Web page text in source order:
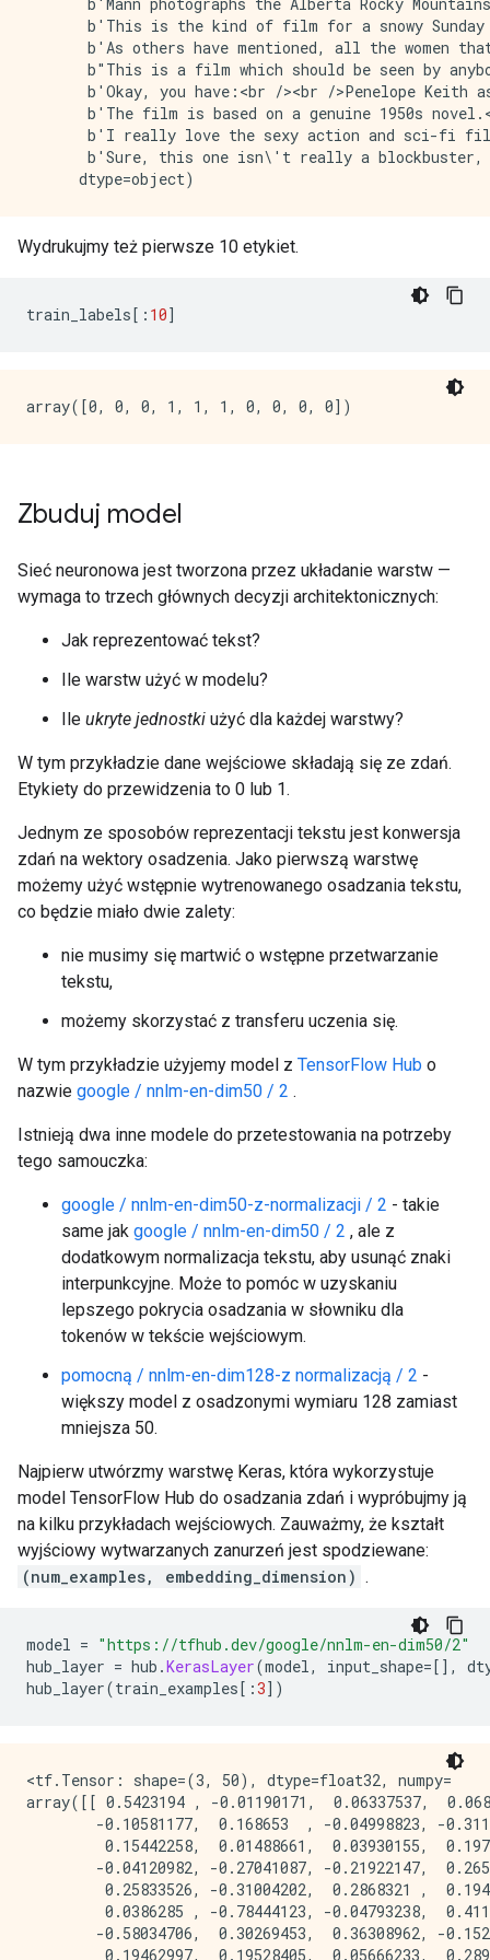
Wydrukujmy też pierwsze 10 etykiet.
train_labels[: 10]
Zbuduj model
Sieć neuronowa jest tworzona przez układanie warstw —
wymaga to trzech głównych decyzji architektonicznych:
Jak reprezentować tekst?
Ile warstw użyć w modelu?
Ile ukryte jednostki użyć dla każdej warstwy?
W tym przykładzie dane wejściowe składają się ze zdań.
Etykiety do przewidzenia to 0 lub 1.
Jednym ze sposobów reprezentacji tekstu jest konwersja
zdań na wektory osadzenia. Jako pierwszą warstwę
możemy użyć wstępnie wytrenowanego osadzania tekstu,
co będzie miało dwie zalety:
nie musimy się martwić o wstępne przetwarzanie
tekstu,
możemy skorzystać z transferu uczenia się.
W tym przykładzie użyjemy model z TensorFlow Hub o
nazwie google / nnlm-en-dim50 / 2 .
Istnieją dwa inne modele do przetestowania na potrzeby
tego samouczka:
google / nnlm-en-dim50-z-normalizacji / 2 - takie
same jak google / nnlm-en-dim50 / 2 , ale z
dodatkowym normalizacja tekstu, aby usunąć znaki
interpunkcyjne. Może to pomóc w uzyskaniu
lepszego pokrycia osadzania w słowniku dla
tokenów w tekście wejściowym.
pomocną / nnlm-en-dim128-z normalizacją / 2 -
większy model z osadzonymi wymiaru 128 zamiast
mniejsza 50.
Najpierw utwórzmy warstwę Keras, która wykorzystuje
model TensorFlow Hub do osadzania zdań i wypróbujmy ją
na kilku przykładach wejściowych. Zauważmy, że kształt
wyjściowy wytwarzanych zanurzeń jest spodziewane:
(num_examples, embedding_dimension) .
model = "https://tfhub.dev/google/nnlm-en-dim50/2"
hub_layer = hub .KerasLayer(model, input_shape=[],
hub_layer(train_examples[:3])
<tf.Tensor: shape=(3, 50), dtype=float32, numpy=
array([[ 0.5423194 , -0.01190171,  0.06337537,
-0.10581177,  0.168653  , -0.04998823, -
0.15442258,  0.01488661,  0.03930155,
-0.04120982, -0.27041087, -0.21922147,
0.25833526, -0.31004202,  0.2868321 ,
0.0386285 , -0.78444123, -0.04793238,
-0.58034706,  0.30269453,  0.36308962, -
0.19462997,  0.19528405,  0.05666233,